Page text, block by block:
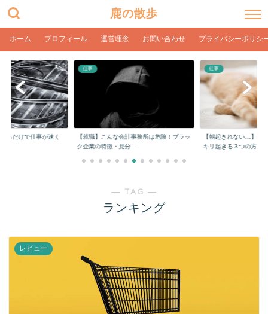
鹿の散歩
ホーム プロフィール 運営理念 お問い合わせ プライバシーポリシ
るだけで仕事が速く
仕事
【就職】こんな会計事務所は危険！ブラッ
ク企業の特徴・見分...
仕事
【朝起きれない…】学
キリ起きる３つの方...
― TAG ―
ランキング
レビュー